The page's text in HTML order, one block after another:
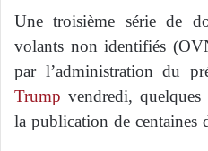
Une troisième série de
volants non identifiés
par l’administration du
Trump vendredi, quelques
la publication de centaines